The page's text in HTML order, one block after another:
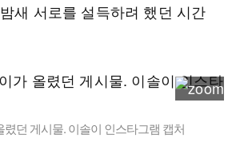
새 서로를 설득하려 했던 시간
렸던 게시물. 이솔이 인스타그램 캡처